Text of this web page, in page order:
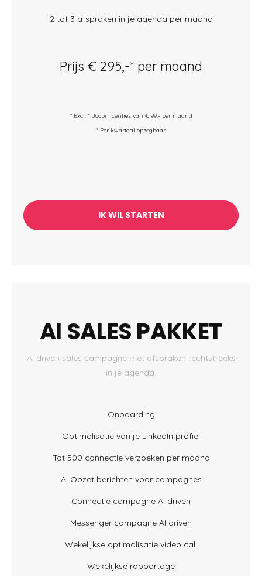
2 tot 3 afspraken in je agenda per maand
Prijs € 295,-* per maand
* Excl. 1 Joobi licenties van € 99,- per maand
* Per kwartaal opzegbaar
IK WIL STARTEN
AI SALES PAKKET
AI driven sales campagne met afspraken rechtstreeks
in je agenda.
Onboarding
Optimalisatie van je LinkedIn profiel
Tot 500 connectie verzoeken per maand
AI Opzet berichten voor campagnes
Connectie campagne AI driven
Messenger campagne AI driven
Wekelijkse optimalisatie video call
Wekelijkse rapportage